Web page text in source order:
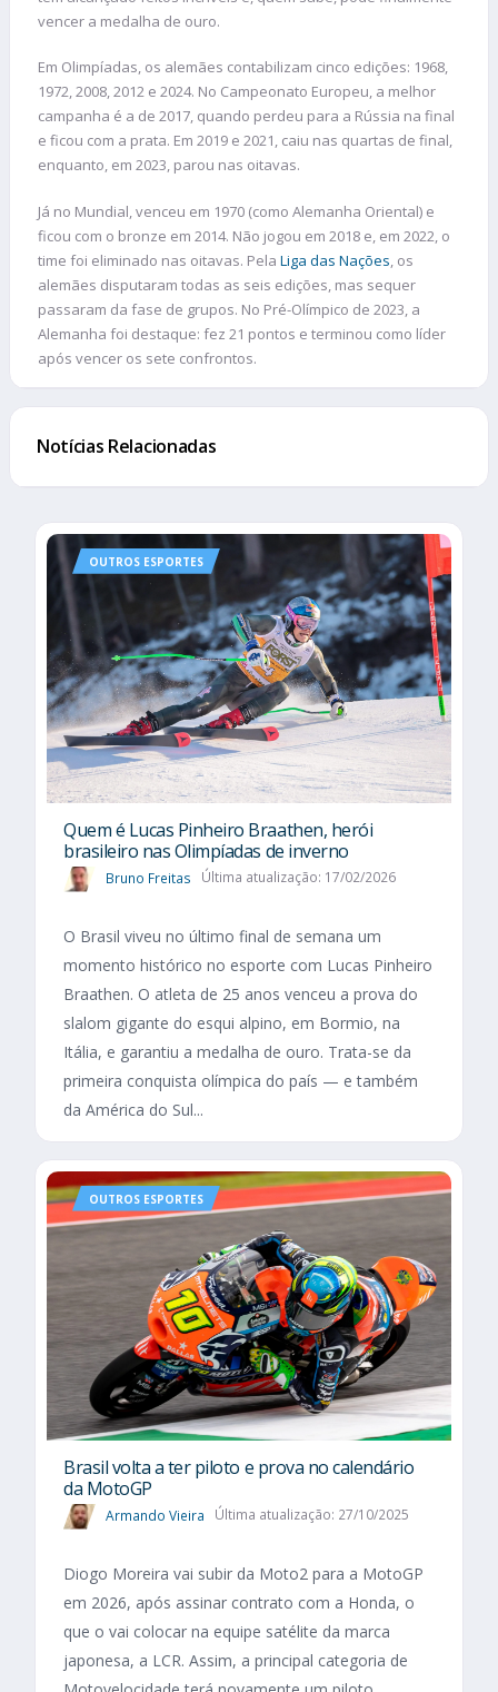
vencer a medalha de ouro.
Em Olimpíadas, os alemães contabilizam cinco edições: 1968,
1972, 2008, 2012 e 2024. No Campeonato Europeu, a melhor
campanha é a de 2017, quando perdeu para a Rússia na final
e ficou com a prata. Em 2019 e 2021, caiu nas quartas de final,
enquanto, em 2023, parou nas oitavas.
Já no Mundial, venceu em 1970 (como Alemanha Oriental) e
ficou com o bronze em 2014. Não jogou em 2018 e, em 2022, o
time foi eliminado nas oitavas. Pela Liga das Nações, os
alemães disputaram todas as seis edições, mas sequer
passaram da fase de grupos. No Pré-Olímpico de 2023, a
Alemanha foi destaque: fez 21 pontos e terminou como líder
após vencer os sete confrontos.
Notícias Relacionadas
OUTROS ESPORTES
Quem é Lucas Pinheiro Braathen, herói
brasileiro nas Olimpíadas de inverno
Bruno Freitas Última atualização: 17/02/2026
O Brasil viveu no último final de semana um
momento histórico no esporte com Lucas Pinheiro
Braathen. O atleta de 25 anos venceu a prova do
slalom gigante do esqui alpino, em Bormio, na
Itália, e garantiu a medalha de ouro. Trata-se da
primeira conquista olímpica do país — e também
da América do Sul...
OUTROS ESPORTES
Brasil volta a ter piloto e prova no calendário
da MotoGP
Armando Vieira Última atualização: 27/10/2025
Diogo Moreira vai subir da Moto2 para a MotoGP
em 2026, após assinar contrato com a Honda, o
que o vai colocar na equipe satélite da marca
japonesa, a LCR. Assim, a principal categoria de